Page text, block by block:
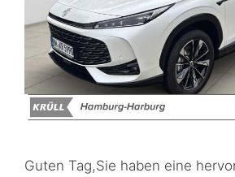
Guten Tag,Sie haben eine